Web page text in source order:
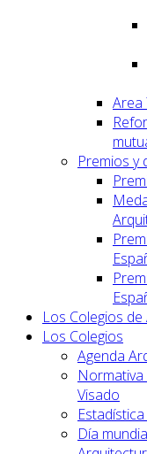
Area
Premios y
Los Colegios
Los Colegios
Agenda
Visado
Día